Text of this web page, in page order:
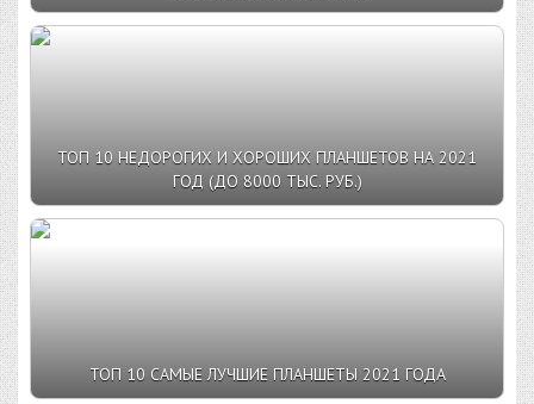
ТОП 10 НЕДОРОГИХ И ХОРОШИХ ПЛАНШЕТОВ НА 2021
ГОД (ДО 8000 ТЫС. РУБ.)
ТОП 10 САМЫЕ ЛУЧШИЕ ПЛАНШЕТЫ 2021 ГОДА